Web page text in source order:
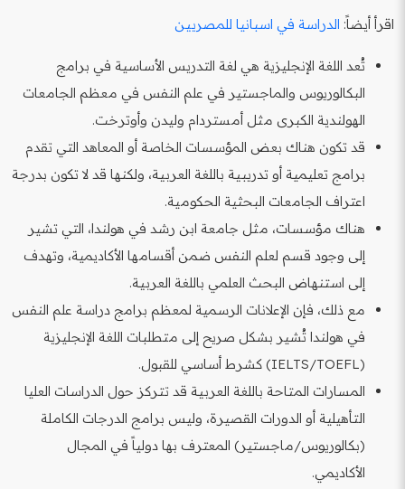
اقرأ أيضاً: الدراسة في اسبانيا للمصريين
تُعد اللغة الإنجليزية هي لغة التدريس الأساسية في برامج
البكالوريوس والماجستير في علم النفس في معظم الجامعات
الهولندية الكبرى مثل أمستردام وليدن وأوترخت.
قد تكون هناك بعض المؤسسات الخاصة أو المعاهد التي تقدم
برامج تعليمية أو تدريبية باللغة العربية، ولكنها قد لا تكون بدرجة
اعتراف الجامعات البحثية الحكومية.
هناك مؤسسات، مثل جامعة ابن رشد في هولندا، التي تشير
إلى وجود قسم لعلم النفس ضمن أقسامها الأكاديمية، وتهدف
إلى استنهاض البحث العلمي باللغة العربية.
مع ذلك، فإن الإعلانات الرسمية لمعظم برامج دراسة علم النفس
في هولندا تُشير بشكل صريح إلى متطلبات اللغة الإنجليزية
(IELTS/TOEFL) كشرط أساسي للقبول.
المسارات المتاحة باللغة العربية قد تتركز حول الدراسات العليا
التأهيلية أو الدورات القصيرة، وليس برامج الدرجات الكاملة
(بكالوريوس/ماجستير) المعترف بها دولياً في المجال
الأكاديمي.